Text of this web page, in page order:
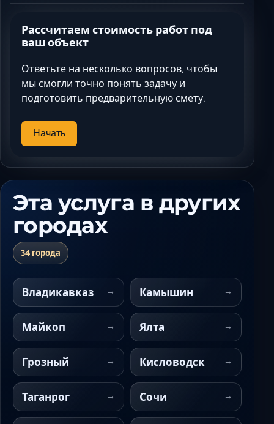
Рассчитаем стоимость работ под
ваш объект
Ответьте на несколько вопросов, чтобы
мы смогли точно понять задачу и
подготовить предварительную смету.
Начать
Эта услуга в других
городах
34 города
Владикавказ Камышин
Майкоп Ялта
Грозный Кисловодск
Таганрог Сочи